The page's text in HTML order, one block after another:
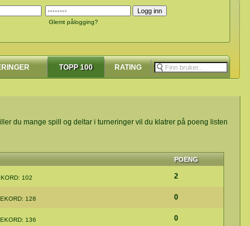
Glemt pålogging?
TOPP 100 RATING
du mange spill og deltar i turneringer vil du klatrer på poeng listen
POENG
102 2
128 0
136 0